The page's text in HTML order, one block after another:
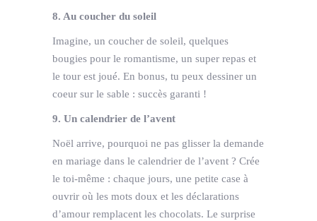
8. Au coucher du soleil
Imagine, un coucher de soleil, quelques
bougies pour le romantisme, un super repas et
le tour est joué. En bonus, tu peux dessiner un
coeur sur le sable : succès garanti !
9. Un calendrier de l’avent
Noël arrive, pourquoi ne pas glisser la demande
en mariage dans le calendrier de l’avent ? Crée
le toi-même : chaque jours, une petite case à
ouvrir où les mots doux et les déclarations
d’amour remplacent les chocolats. Le surprise